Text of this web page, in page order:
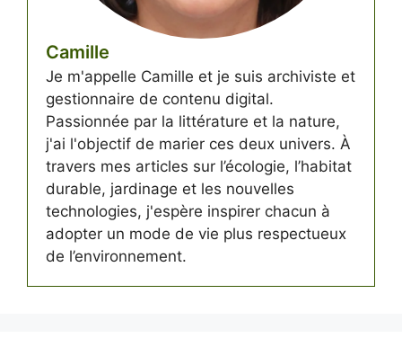
Camille
Je m'appelle Camille et je suis archiviste et
gestionnaire de contenu digital.
Passionnée par la littérature et la nature,
j'ai l'objectif de marier ces deux univers. À
travers mes articles sur l’écologie, l’habitat
durable, jardinage et les nouvelles
technologies, j'espère inspirer chacun à
adopter un mode de vie plus respectueux
de l’environnement.